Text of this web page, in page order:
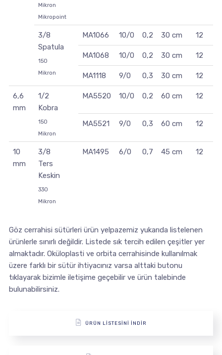
Mikron
Mikropoint
3/8
Spatula
150
Mikron
MA1066 10/0 0,2 30 cm 12
MA1068 10/0 0,2 30 cm 12
MA1118 9/0 0,3 30 cm 12
6,6
mm
1/2
Kobra
150
Mikron
MA5520 10/0 0,2 60 cm 12
MA5521 9/0 0,3 60 cm 12
10
mm
3/8
Ters
Keskin
330
Mikron
MA1495 6/0 0,7 45 cm 12
Göz cerrahisi sütürleri ürün yelpazemiz yukarıda listelenen
ürünlerle sınırlı değildir. Listede sık tercih edilen çeşitler yer
almaktadır. Oküloplasti ve orbita cerrahisinde kullanılmak
üzere farklı bir sütür ihtiyacınız varsa alttaki butonu
tıklayarak bizimle iletişime geçebilir ve ürün talebinde
bulunabilirsiniz.
ÜRÜN LİSTESİNİ İNDİR